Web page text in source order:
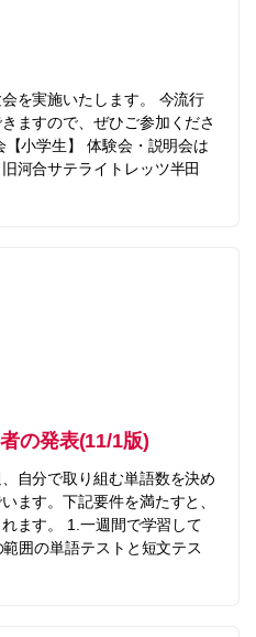
を実施いたします。 今流行
ますので、ぜひご参加くださ
小学生】 体験会・説明会は
河合サテライトレッツ半田
の発表(11/1版)
自分で取り組む単語数を決め
ます。下記要件を満たすと、
ます。 1.一週間で学習して
囲の単語テストと短文テス